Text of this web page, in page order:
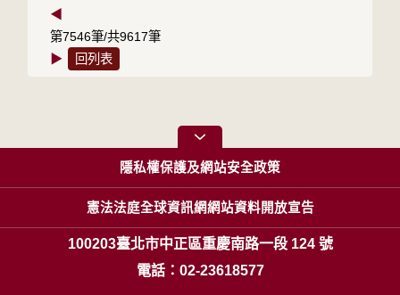
◀
第7546筆/共9617筆
▶
回列表
隱私權保護及網站安全政策
憲法法庭全球資訊網網站資料開放宣告
100203臺北市中正區重慶南路一段 124 號
電話：02-23618577